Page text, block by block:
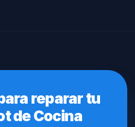
reparar tu
de Cocina